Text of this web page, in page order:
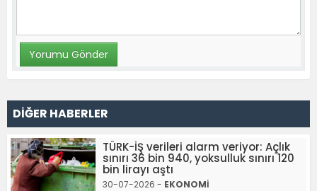
DİĞER HABERLER
TÜRK-İŞ verileri alarm veriyor: Açlık
sınırı 36 bin 940, yoksulluk sınırı 120
bin lirayı aştı
30-07-2026 - EKONOMİ